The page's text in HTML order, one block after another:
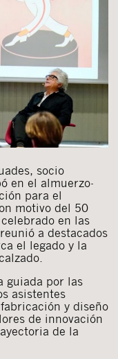
socio
en el almuerzo-
para el
motivo del 50
en las
a destacados
el legado y la
guiada por las
asistentes
y diseño
de innovación
de la